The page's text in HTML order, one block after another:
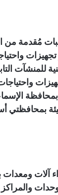
مُقدمة من
تجهيزات
للمنشآت
بمحافظة
بمحافظتي
آلات ومعدات